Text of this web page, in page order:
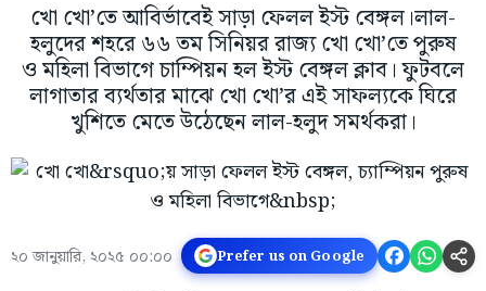
খো খো’তে আবির্ভাবেই সাড়া ফেলল ইস্ট বেঙ্গল।লাল-
হলুদের শহরে ৬৬ তম সিনিয়র রাজ্য খো খো’তে পুরুষ
ও মহিলা বিভাগে চাম্পিয়ন হল ইস্ট বেঙ্গল ক্লাব। ফুটবলে
লাগাতার ব্যর্থতার মাঝে খো খো’র এই সাফল্যকে ঘিরে
খুশিতে মেতে উঠেছেন লাল-হলুদ সমর্থকরা।
২০ জানুয়ারি, ২০২৫ ০০:০০ Prefer us on Google